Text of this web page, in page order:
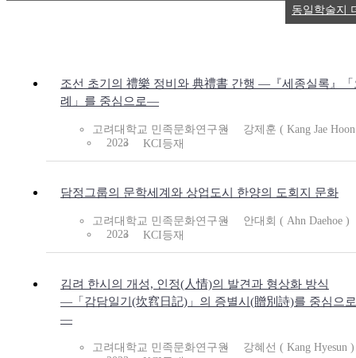
조선 초기의 禮樂 정비와 典禮書 간행 ―『세종실록』「
례」를 중심으로―
고려대학교 민족문화연구원
강제훈 ( Kang Jae
2023
KCI등재
담정그룹의 문학세계와 상업도시 한양의 도회지 문화
고려대학교 민족문화연구원
안대회 ( Ahn Daehoe )
2023
KCI등재
김려 한시의 개성, 인정(人情)의 발견과 형상화 방식
―「감담일기(坎窞日記)」의 증별시(贈別詩)를 중심으로
―
고려대학교 민족문화연구원
강혜선 ( Kang Hyesun )
동일학술지